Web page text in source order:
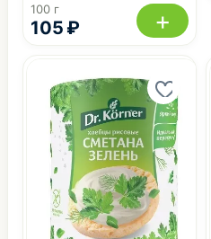
105 ₽
100 г +